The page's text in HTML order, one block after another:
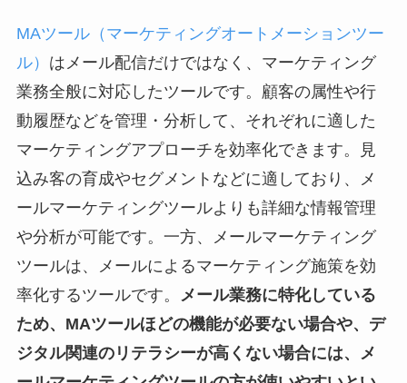
MAツール（マーケティングオートメーションツー
ル） はメール配信だけではなく、マーケティング
業務全般に対応したツールです。顧客の属性や行
動履歴などを管理・分析して、それぞれに適した
マーケティングアプローチを効率化できます。見
込み客の育成やセグメントなどに適しており、メ
ールマーケティングツールよりも詳細な情報管理
や分析が可能です。一方、メールマーケティング
ツールは、メールによるマーケティング施策を効
率化するツールです。
メール業務に特化している
ため、MAツールほどの機能が必要ない場合や、デ
ジタル関連のリテラシーが高くない場合には、メ